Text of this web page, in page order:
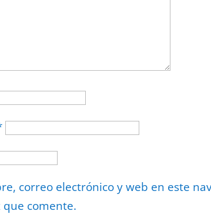
correo electrónico y web en este
comente.